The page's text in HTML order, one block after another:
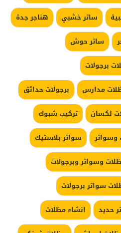
ساتر خشبي
هناجر جدة
ساتر حوش
برجولات
مدارس
برجولات حدائق
لكسان
تركيب شبوك
وسواتر
سواتر بلاستيك
وسواتر وبرجولات
سواتر برجولات
حديد
انشاء مظلات